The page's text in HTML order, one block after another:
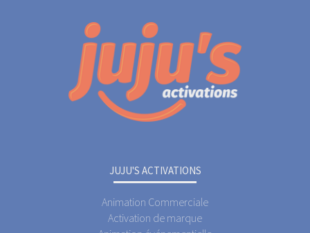
JUJU'S ACTIVATIONS
Animation Commerciale
Activation de marque